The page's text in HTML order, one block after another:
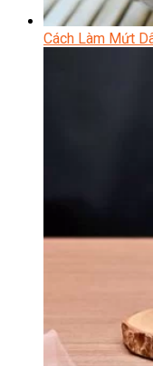
Cách Làm Mứt